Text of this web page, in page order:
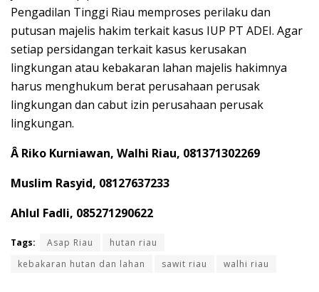
Pengadilan Tinggi Riau memproses perilaku dan
putusan majelis hakim terkait kasus IUP PT ADEI. Agar
setiap persidangan terkait kasus kerusakan
lingkungan atau kebakaran lahan majelis hakimnya
harus menghukum berat perusahaan perusak
lingkungan dan cabut izin perusahaan perusak
lingkungan.
Â Riko Kurniawan, Walhi Riau, 081371302269
Muslim Rasyid, 08127637233
Ahlul Fadli, 085271290622
Tags: Asap Riau
hutan riau
kebakaran hutan dan lahan
sawit riau walhi riau